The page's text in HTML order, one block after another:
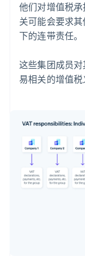
他们对增值税
关可能会要求
下的连带责任。
这些集团成员
易相关的增值税